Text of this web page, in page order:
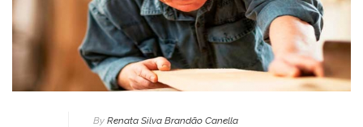
By Renata Silva Brandão Canella